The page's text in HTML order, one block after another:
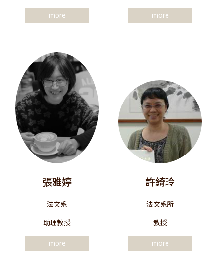
more more
張雅婷
法文系
助理教授
more
許綺玲
法文系所
教授
more